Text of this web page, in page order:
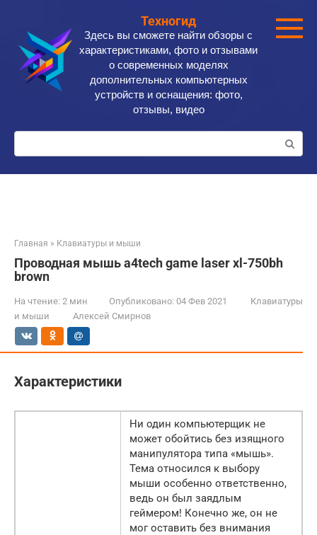
контенту
Техногид
Здесь вы сможете найти обзоры с
характеристиками, фото и отзывами
о современных моделях
дополнительных компьютерных
устройств и оснащения: фото,
отзывы, видео
Поиск:
Главная » Клавиатуры и мыши
Проводная мышь a4tech game laser xl-750bh
brown
На чтение: 2 мин Опубликовано: 04 Фев 2021
Клавиатуры
и мыши
Алексей Смирнов
Характеристики
Ни один компьютерщик не
может обойтись без изящного
манипулятора типа «мышь».
Тема относился к выбору
мыши особенно ответственно,
ведь он был заядлым
геймером! Конечно же, он не
мог оставить без внимания